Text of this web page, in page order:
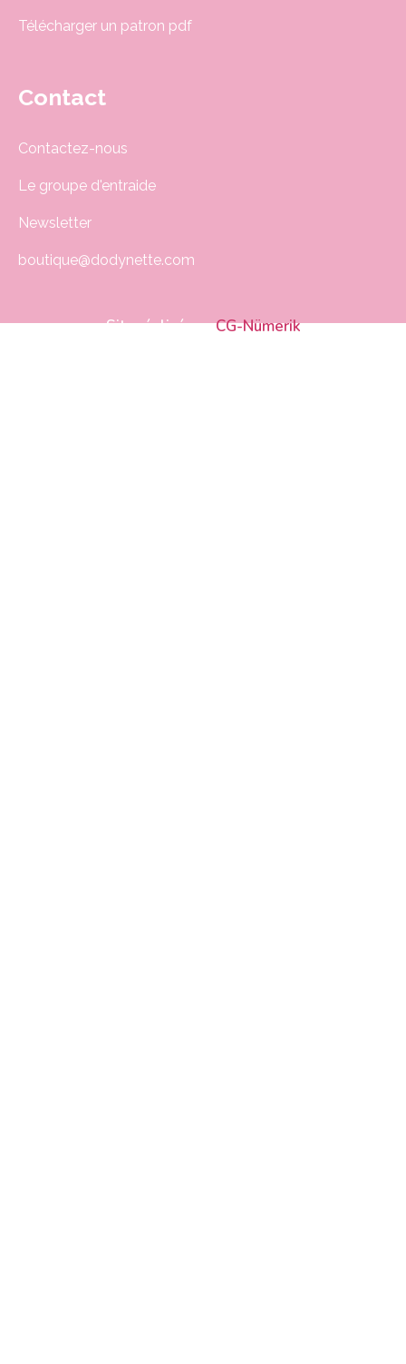
Télécharger un patron pdf
Contact
Contactez-nous
Le groupe d'entraide
Newsletter
boutique@dodynette.com
Site réalisé parCG-Nümerik